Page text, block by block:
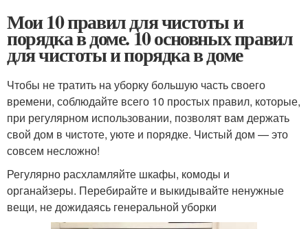
Мои 10 правил для чистоты и
порядка в доме. 10 основных правил
для чистоты и порядка в доме
Чтобы не тратить на уборку большую часть своего
времени, соблюдайте всего 10 простых правил, которые,
при регулярном использовании, позволят вам держать
свой дом в чистоте, уюте и порядке. Чистый дом — это
совсем несложно!
Регулярно расхламляйте шкафы, комоды и
органайзеры. Перебирайте и выкидывайте ненужные
вещи, не дожидаясь генеральной уборки